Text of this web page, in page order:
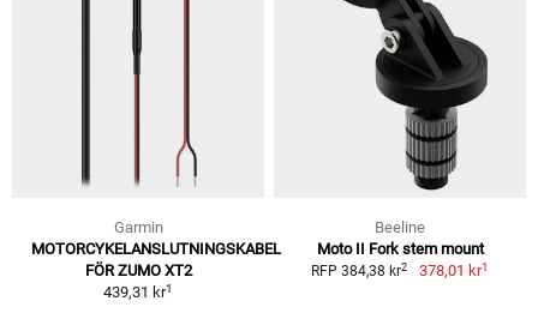
Garmin
MOTORCYKELANSLUTNINGSKABEL
FÖR ZUMO XT2
439,31 kr1
Beeline
Moto II Fork stem mount
RFP 384,38 kr2 378,01 kr1